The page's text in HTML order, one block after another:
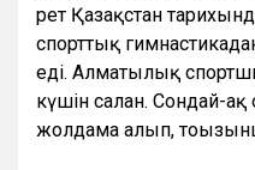
рет Қазақстан
спорттық
еді. Алматылық
күшін салған. Сондай-
жолдама алып,